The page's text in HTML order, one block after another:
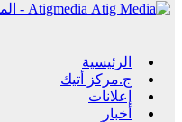
Atigmedia - المصداقية والدقة في الخبر
الرئيسية
ج.مركز أتيك
إعلانات
أخبار